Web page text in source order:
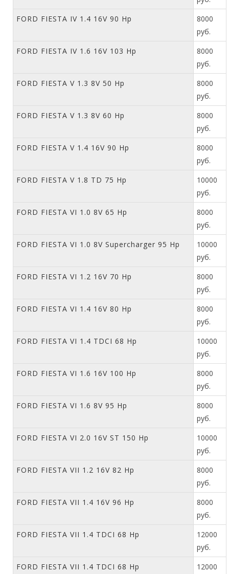
FORD FIESTA IV 1.4 16V 90 Hp
8000
руб.
FORD FIESTA IV 1.6 16V 103 Hp
8000
руб.
FORD FIESTA V 1.3 8V 50 Hp
8000
руб.
FORD FIESTA V 1.3 8V 60 Hp
8000
руб.
FORD FIESTA V 1.4 16V 90 Hp
8000
руб.
FORD FIESTA V 1.8 TD 75 Hp
10000
руб.
FORD FIESTA VI 1.0 8V 65 Hp
8000
руб.
FORD FIESTA VI 1.0 8V Supercharger 95 Hp
10000
руб.
FORD FIESTA VI 1.2 16V 70 Hp
8000
руб.
FORD FIESTA VI 1.4 16V 80 Hp
8000
руб.
FORD FIESTA VI 1.4 TDCI 68 Hp
10000
руб.
FORD FIESTA VI 1.6 16V 100 Hp
8000
руб.
FORD FIESTA VI 1.6 8V 95 Hp
8000
руб.
FORD FIESTA VI 2.0 16V ST 150 Hp
10000
руб.
FORD FIESTA VII 1.2 16V 82 Hp
8000
руб.
FORD FIESTA VII 1.4 16V 96 Hp
8000
руб.
FORD FIESTA VII 1.4 TDCI 68 Hp
12000
руб.
FORD FIESTA VII 1.4 TDCI 68 Hp
12000